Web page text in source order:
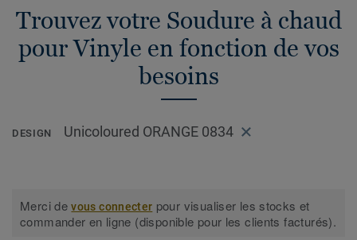
Trouvez votre Soudure à chaud
pour Vinyle en fonction de vos
besoins
DESIGN Unicoloured ORANGE 0834
Merci devous connecter pour visualiser les stocks et
commander en ligne (disponible pour les clients facturés).